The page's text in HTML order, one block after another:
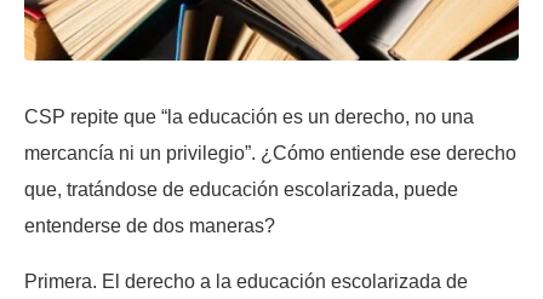
CSP repite que “la educación es un derecho, no una
mercancía ni un privilegio”. ¿Cómo entiende ese derecho
que, tratándose de educación escolarizada, puede
entenderse de dos maneras?
Primera. El derecho a la educación escolarizada de